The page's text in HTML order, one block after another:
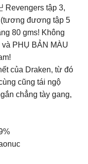
Revengers tập 3,
(tương đương tập 5
80 gms! Không
PHỤ BẢN MÀU
của Draken, từ đó
cũng tái ngộ
chẳng tày gang,